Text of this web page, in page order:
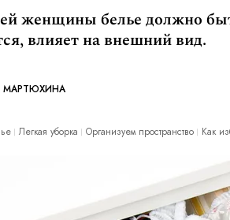
женщины белье должно
влияет на внешний вид.
МАРТЮХИНА
Легкая уборка Организуем пространство Как